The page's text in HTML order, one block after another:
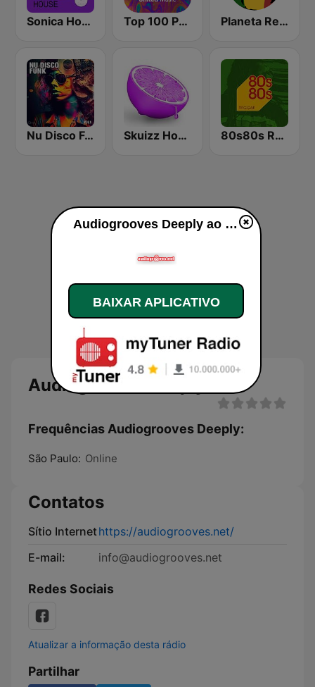
Sonica House Top 100 Progressive House - United Music Planeta Reggae
Nu Disco Funk Radio Skuizz House 80s80s Reggae
Audiogrooves Deeply
Frequências Audiogrooves Deeply:
São Paulo: Online
Contatos
Sítio Internethttps://audiogrooves.net/
E-mail:
info@audiogrooves.net
Redes Sociais
Atualizar a informação desta rádio
Partilhar
Audiogrooves Deeply ao vivo
BAIXAR APLICATIVO